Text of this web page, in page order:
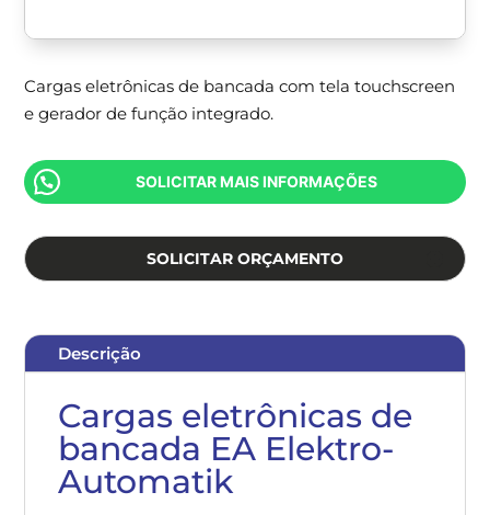
Cargas eletrônicas de bancada com tela touchscreen
e gerador de função integrado.
SOLICITAR MAIS INFORMAÇÕES
SOLICITAR ORÇAMENTO
Descrição
Cargas eletrônicas de
bancada EA Elektro-
Automatik